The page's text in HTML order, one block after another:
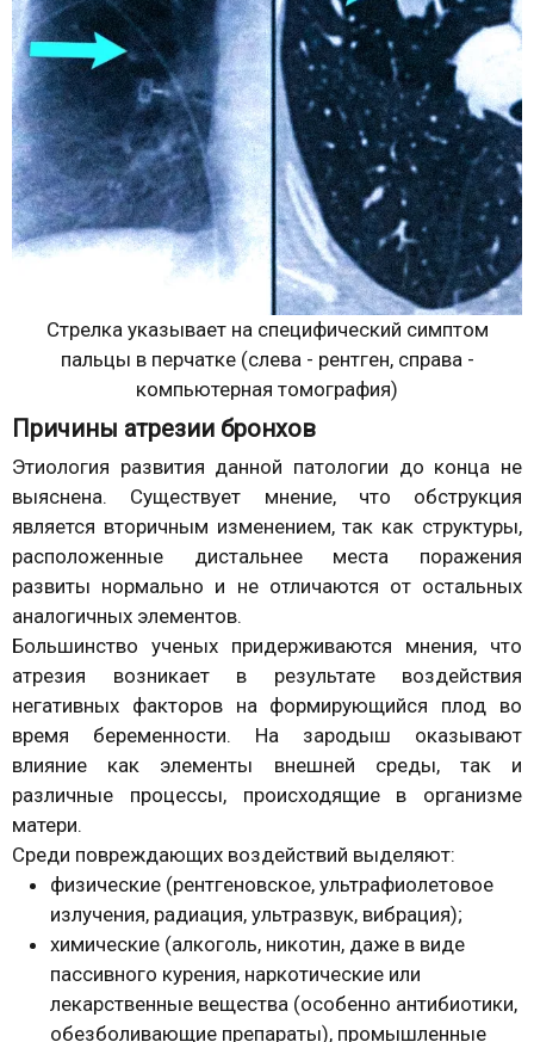
Стрелка указывает на специфический симптом
пальцы в перчатке (слева - рентген, справа -
компьютерная томография)
Причины атрезии бронхов
Этиология развития данной патологии до конца не
выяснена. Существует мнение, что обструкция
является вторичным изменением, так как структуры,
расположенные дистальнее места поражения
развиты нормально и не отличаются от остальных
аналогичных элементов.
Большинство ученых придерживаются мнения, что
атрезия возникает в результате воздействия
негативных факторов на формирующийся плод во
время беременности. На зародыш оказывают
влияние как элементы внешней среды, так и
различные процессы, происходящие в организме
матери.
Среди повреждающих воздействий выделяют:
физические (рентгеновское, ультрафиолетовое
излучения, радиация, ультразвук, вибрация);
химические (алкоголь, никотин, даже в виде
пассивного курения, наркотические или
лекарственные вещества (особенно антибиотики,
обезболивающие препараты), промышленные